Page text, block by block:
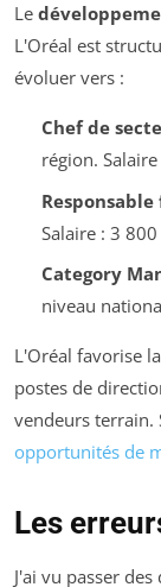
Le
L'Oréal est
évoluer vers :
Chef de
région.
Salaire : 3
Category
niveau
L'Oréal favorise
postes de
vendeurs terrain.
opportunités de
Les
J'ai vu passer